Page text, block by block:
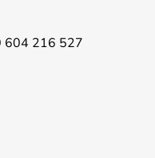
604 216 527